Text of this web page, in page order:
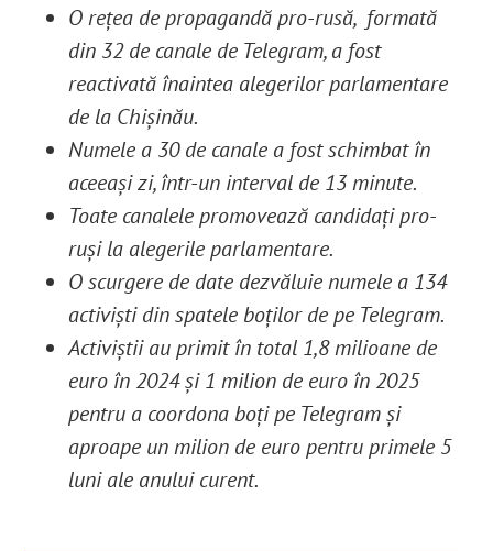
O rețea de propagandă pro-rusă, formată
din 32 de canale de Telegram, a fost
reactivată înaintea alegerilor parlamentare
de la Chișinău.
Numele a 30 de canale a fost schimbat în
aceeași zi, într-un interval de 13 minute.
Toate canalele promovează candidați pro-
ruși la alegerile parlamentare.
O scurgere de date dezvăluie numele a 134
activiști din spatele boților de pe Telegram.
Activiștii au primit în total 1,8 milioane de
euro în 2024 și 1 milion de euro în 2025
pentru a coordona boți pe Telegram și
aproape un milion de euro pentru primele 5
luni ale anului curent.